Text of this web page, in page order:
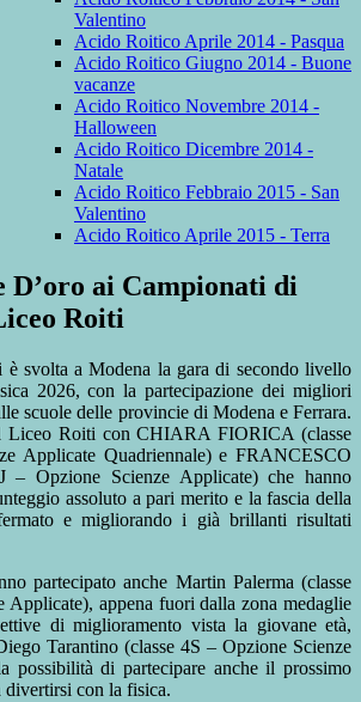
Valentino
Acido Roitico Aprile 2014 - Pasqua
Acido Roitico Giugno 2014 - Buone
vacanze
Acido Roitico Novembre 2014 -
Halloween
Acido Roitico Dicembre 2014 -
Natale
Acido Roitico Febbraio 2015 - San
Valentino
Acido Roitico Aprile 2015 - Terra
D’oro ai Campionati di
Roiti
svolta a Modena la gara di secondo livello
2026, con la partecipazione dei migliori
scuole delle provincie di Modena e Ferrara.
Liceo Roiti con CHIARA FIORICA (classe
Applicate Quadriennale) e FRANCESCO
– Opzione Scienze Applicate) che hanno
assoluto a pari merito e la fascia della
e migliorando i già brillanti risultati
partecipato anche Martin Palerma (classe
Applicate), appena fuori dalla zona medaglie
di miglioramento vista la giovane età,
Tarantino (classe 4S – Opzione Scienze
possibilità di partecipare anche il prossimo
divertirsi con la fisica.